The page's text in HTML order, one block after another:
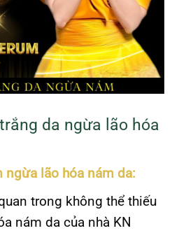
da ngừa lão hóa
lão hóa nám da:
trong không thể thiếu
nám da của nhà KN